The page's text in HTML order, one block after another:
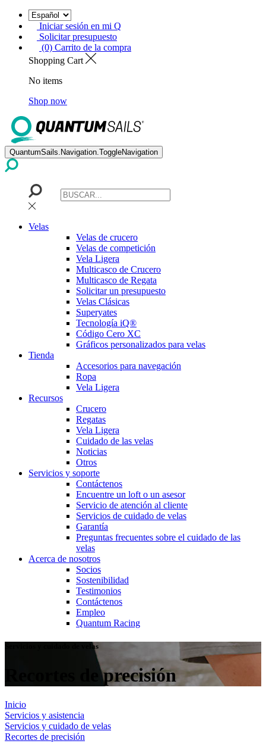
Iniciar sesión en mi Q
Solicitar presupuesto
(0) Carrito de la compra
Shopping Cart
No items
Shop now
QuantumSails.Navigation.ToggleNavigation
Velas
Velas de crucero
Velas de competición
Vela Ligera
Multicasco de Crucero
Multicasco de Regata
Solicitar un presupuesto
Velas Clásicas
Superyates
Tecnología iQ®
Código Cero XC
Gráficos personalizados para velas
Tienda
Accesorios para navegación
Ropa
Vela Ligera
Recursos
Crucero
Regatas
Vela Ligera
Cuidado de las velas
Noticias
Otros
Servicios y soporte
Contáctenos
Encuentre un loft o un asesor
Servicio de atención al cliente
Servicios de cuidado de velas
Garantía
Preguntas frecuentes sobre el cuidado de las
velas
Acerca de nosotros
Socios
Sostenibilidad
Testimonios
Contáctenos
Empleo
Quantum Racing
Servicios y cuidado de velas
Recortes de precisión
Inicio
Servicios y asistencia
Servicios y cuidado de velas
Recortes de precisión